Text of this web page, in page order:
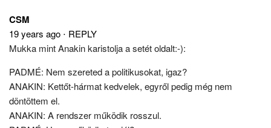
CSM
19 years ago ⋅ REPLY
Mukka mint Anakin karistolja a setét oldalt:-):
PADMÉ: Nem szereted a politikusokat, igaz?
ANAKIN: Kettőt-hármat kedvelek, egyről pedig még nem
döntöttem el.
ANAKIN: A rendszer működik rosszul.